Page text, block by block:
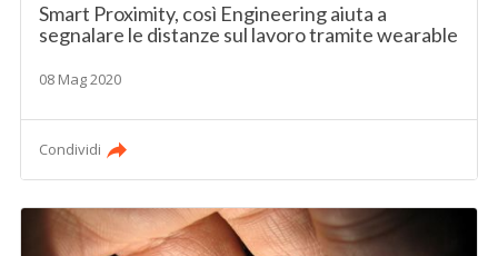
Smart Proximity, così Engineering aiuta a
segnalare le distanze sul lavoro tramite wearable
08 Mag 2020
Condividi